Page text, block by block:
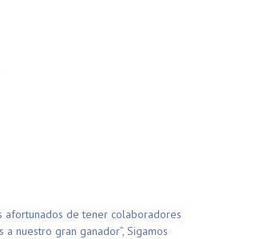
afortunados de tener colaboradores
nuestro gran ganador”, Sigamos